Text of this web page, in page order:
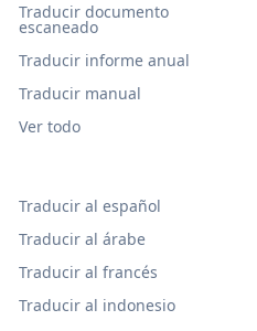
Traducir documento
escaneado
Traducir informe anual
Traducir manual
Ver todo
Traducir al español
Traducir al árabe
Traducir al francés
Traducir al indonesio